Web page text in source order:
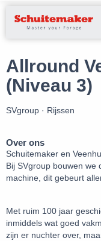
Allround
(Niveau 3)
SVgroup · Rijssen
Over ons
Schuitemaker en
Bij SVgroup bouwen we
machine, dit gebeurt
Met ruim 100 jaar
inmiddels wat goed
zijn er nuchter over,